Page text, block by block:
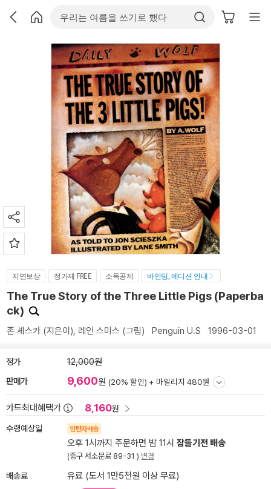
지연보상 정가제 FREE 소득공제 바인딩, 에디션 안내
The True Story of the Three Little Pigs (Paperba
ck)
존 셰스카 (지은이), 레인 스미스 (그림) Penguin U.S 1996-03-01
정가 12,000원
판매가 9,600원 (20% 할인) + 마일리지 480원
카드최대혜택가 8,160원
수령예상일 양탄자배송
오후 1시까지 주문하면 밤 11시 잠들기전 배송
(중구 서소문로 89-31 ) 변경
배송료
유료 (도서 1만5천원 이상 무료)